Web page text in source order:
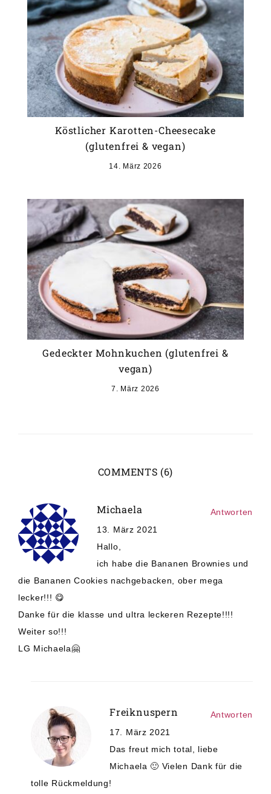
Köstlicher Karotten-Cheesecake
(glutenfrei & vegan)
14. März 2026
Gedeckter Mohnkuchen (glutenfrei &
vegan)
7. März 2026
COMMENTS (6)
Michaela
13. März 2021
Hallo,
ich habe die Bananen Brownies und
die Bananen Cookies nachgebacken, ober mega
lecker!!! 😋
Danke für die klasse und ultra leckeren Rezepte!!!!
Weiter so!!!
LG Michaela🤗
Antworten
Freiknuspern
17. März 2021
Das freut mich total, liebe
Michaela 🙂 Vielen Dank für die
tolle Rückmeldung!
Antworten